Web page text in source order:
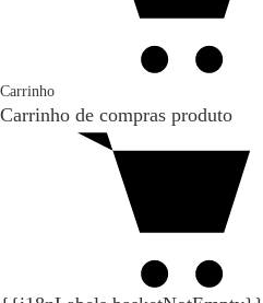
Carrinho
Carrinho de compras produto